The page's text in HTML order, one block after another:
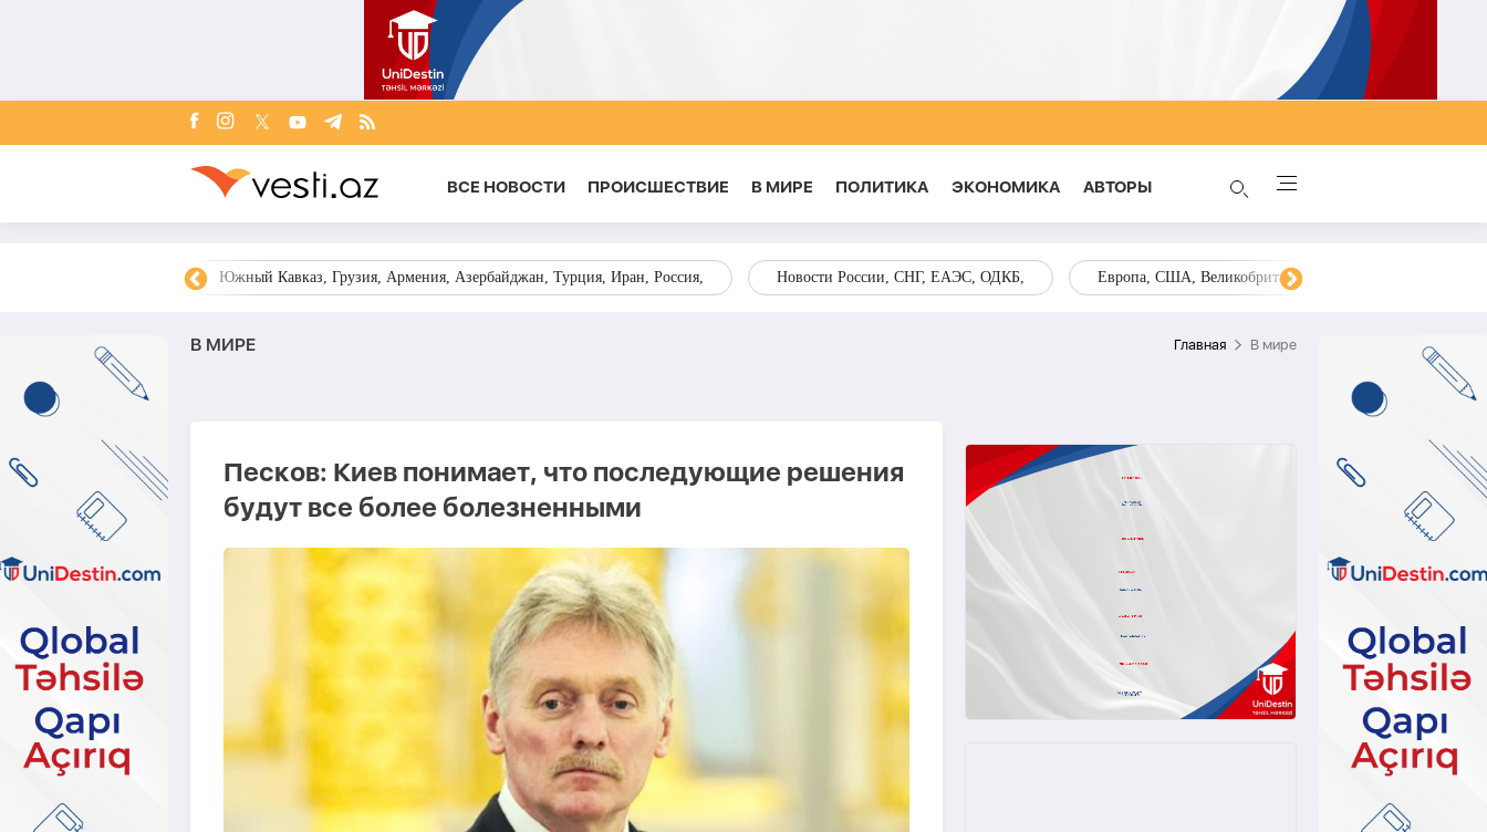
ВСЕ НОВОСТИ ПРОИСШЕСТВИЕ В МИРЕ ПОЛИТИКА ЭКОНОМИКА AВТОРЫ
Южный Кавказ, Грузия, Армения, Азербайджан, Турция, Иран, Россия, Новости России, СНГ, ЕАЭС, ОДКБ, Европа, США, Великобритания, Украина, Запад,
В МИРЕ Главная В мире
Песков: Киев понимает, что последующие решения
будут все более болезненными